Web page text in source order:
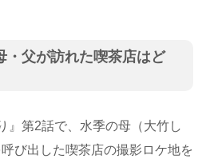
・父が訪れた喫茶店はど
』第2話で、水季の母（大竹し
び出した喫茶店の撮影ロケ地を